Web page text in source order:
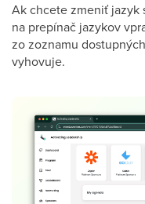
Ak chcete zmeniť
na prepínač jazykov
zo zoznamu
vyhovuje.